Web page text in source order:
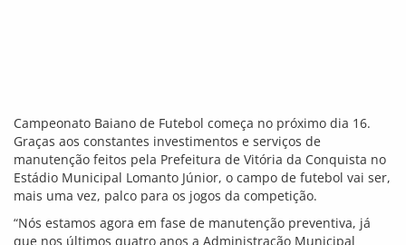
Vitória da Conquista
2
6 de janeiro de 2010, 17:37 / Anderson BLOG
@blogdoanderson
No último final de semana detentos do Distrito Integrado de